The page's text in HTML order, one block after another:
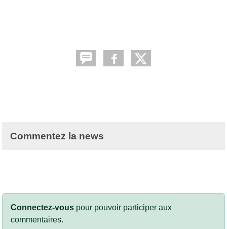
Commentez la news
Connectez-vous pour pouvoir participer aux
commentaires.